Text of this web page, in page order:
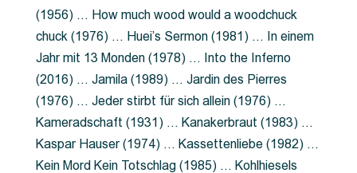
(1956) … How much wood would a woodchuck
chuck (1976) … Huei’s Sermon (1981) … In einem
Jahr mit 13 Monden (1978) … Into the Inferno
(2016) … Jamila (1989) … Jardin des Pierres
(1976) … Jeder stirbt für sich allein (1976) …
Kameradschaft (1931) … Kanakerbraut (1983) …
Kaspar Hauser (1974) … Kassettenliebe (1982) …
Kein Mord Kein Totschlag (1985) … Kohlhiesels